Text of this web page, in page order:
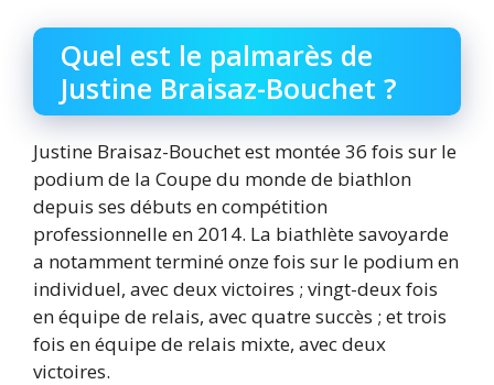
Quel est le palmarès de
Justine Braisaz-Bouchet ?
Justine Braisaz-Bouchet est montée 36 fois sur le
podium de la Coupe du monde de biathlon
depuis ses débuts en compétition
professionnelle en 2014. La biathlète savoyarde
a notamment terminé onze fois sur le podium en
individuel, avec deux victoires ; vingt-deux fois
en équipe de relais, avec quatre succès ; et trois
fois en équipe de relais mixte, avec deux
victoires.